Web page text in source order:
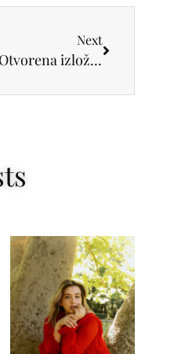
Next
Otvorena izložba slikara Nikole Žigona – „Slike u e-molu u Galeriji Štab